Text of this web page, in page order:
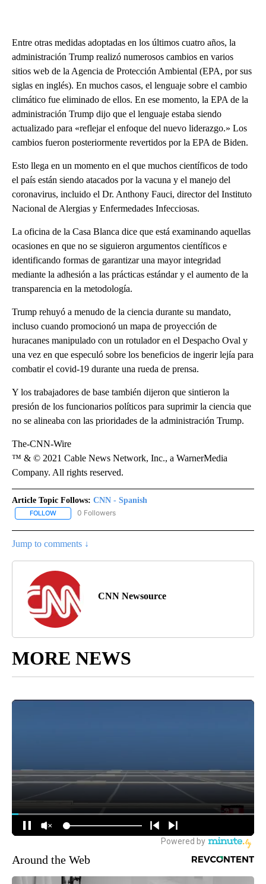
Entre otras medidas adoptadas en los últimos cuatro años, la
administración Trump realizó numerosos cambios en varios
sitios web de la Agencia de Protección Ambiental (EPA, por sus
siglas en inglés). En muchos casos, el lenguaje sobre el cambio
climático fue eliminado de ellos. En ese momento, la EPA de la
administración Trump dijo que el lenguaje estaba siendo
actualizado para «reflejar el enfoque del nuevo liderazgo.» Los
cambios fueron posteriormente revertidos por la EPA de Biden.
Esto llega en un momento en el que muchos científicos de todo
el país están siendo atacados por la vacuna y el manejo del
coronavirus, incluido el Dr. Anthony Fauci, director del Instituto
Nacional de Alergias y Enfermedades Infecciosas.
La oficina de la Casa Blanca dice que está examinando aquellas
ocasiones en que no se siguieron argumentos científicos e
identificando formas de garantizar una mayor integridad
mediante la adhesión a las prácticas estándar y el aumento de la
transparencia en la metodología.
Trump rehuyó a menudo de la ciencia durante su mandato,
incluso cuando promocionó un mapa de proyección de
huracanes manipulado con un rotulador en el Despacho Oval y
una vez en que especuló sobre los beneficios de ingerir lejía para
combatir el covid-19 durante una rueda de prensa.
Y los trabajadores de base también dijeron que sintieron la
presión de los funcionarios políticos para suprimir la ciencia que
no se alineaba con las prioridades de la administración Trump.
The-CNN-Wire
™ & © 2021 Cable News Network, Inc., a WarnerMedia
Company. All rights reserved.
Article Topic Follows: CNN - Spanish
FOLLOW FOLLOW "CNN - SPANISH" TO RECEIVE NOTIFICATIONS ABOUT
0 Followers
Jump to comments ↓
CNN Newsource
MORE NEWS
Around the Web